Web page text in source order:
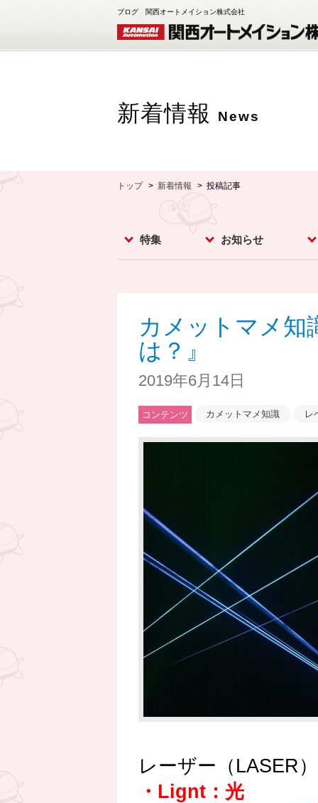
ブログ 関西オートメイション株式会社
新着情報 News
トップ 新着情報 投稿記事
特集 お知らせ
ん
カメットマメ
は？』
2019年6月14日
コンテンツ カメットマメ知識 レ
レーザー（LASER
・Lignt：光